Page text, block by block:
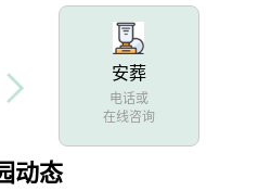
安葬
电话或
在线咨询
动态